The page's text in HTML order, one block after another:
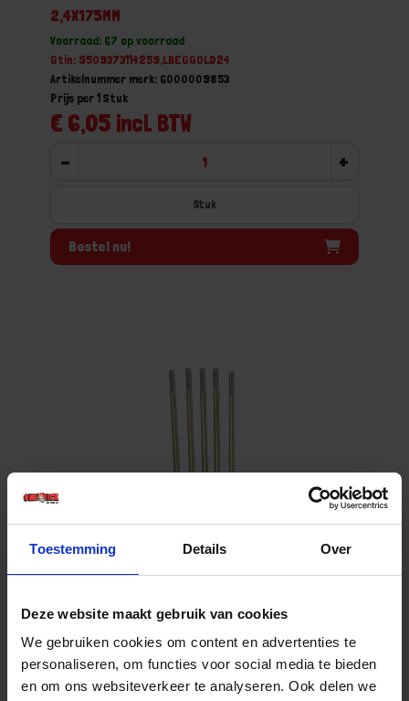
Toestemming Details Over
Deze website maakt gebruik van cookies
We gebruiken cookies om content en advertenties te
personaliseren, om functies voor social media te bieden
en om ons websiteverkeer te analyseren. Ook delen we
2,4X175MM
Voorraad: 67 op voorraad
Gtin: 9509373114259,LBEGGOLD24
Artikelnummer merk: 6000009853
€ 6,05 incl. BTW
Prijs per 1 Stuk
- +
Stuk
Bestel nu!
EGGENBERG Wolfraam elektrode GRIJS
Niet op voorraad, levertijd 1 tot meerdere werkdagen